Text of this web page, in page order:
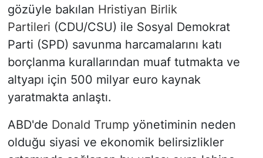
gözüyle bakılan Hristiyan Birlik
Partileri (CDU/CSU) ile Sosyal Demokrat
Parti (SPD) savunma harcamalarını katı
borçlanma kurallarından muaf tutmakta ve
altyapı için 500 milyar euro kaynak
yaratmakta anlaştı.
ABD'de Donald Trumpyönetiminin neden
olduğu siyasi ve ekonomik belirsizlikler